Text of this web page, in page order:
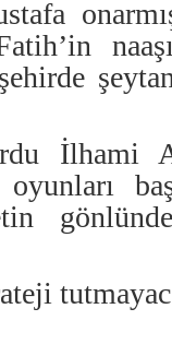
İlhami